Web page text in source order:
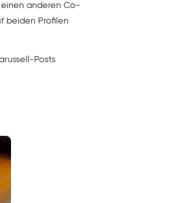
anderen Co-
beiden Profilen
Posts